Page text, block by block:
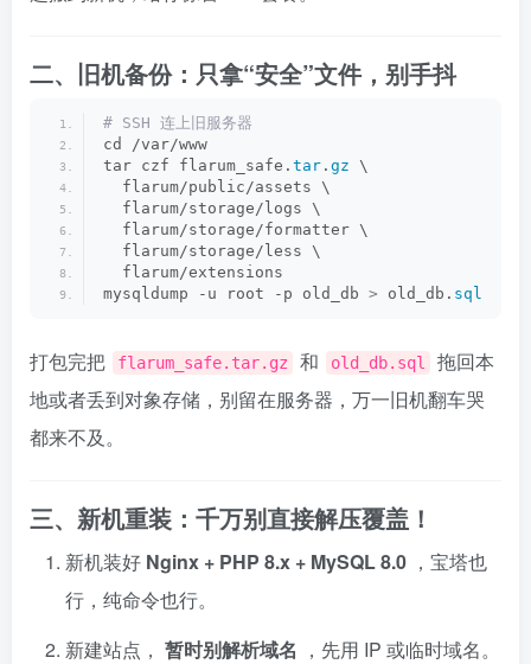
二、旧机备份：只拿“安全”文件，别手抖
# SSH 连上旧服务器
cd /var/www
tar czf flarum_safe. tar . gz \
  flarum/public/assets \
  flarum/storage/logs \
  flarum/storage/formatter \
  flarum/storage/less \
  flarum/extensions
mysqldump -u root -p old_db > old_db. sql
打包完把 flarum_safe.tar.gz 和 old_db.sql
拖回本
地或者丢到对象存储，别留在服务器，万一旧机翻车哭
都来不及。
三、新机重装：千万别直接解压覆盖！
新机装好 Nginx + PHP 8.x + MySQL 8.0 ，宝塔也
行，纯命令也行。
新建站点， 暂时别解析域名 ，先用 IP 或临时域名。